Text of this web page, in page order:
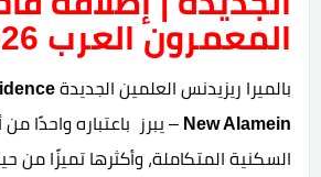
المعمرون العرب 2026
بالميرا ريزيدنس العلمين الجديدة
New Alamein – يبرز باعتباره واحدًا
السكنية المتكاملة، وأكثرها تميزًا من